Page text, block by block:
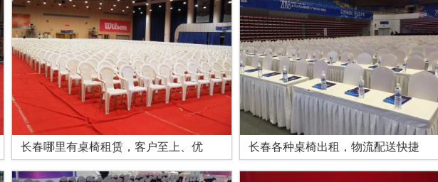
长春哪里有桌椅租赁，客户至上、优 长春各种桌椅出租，物流配送快捷